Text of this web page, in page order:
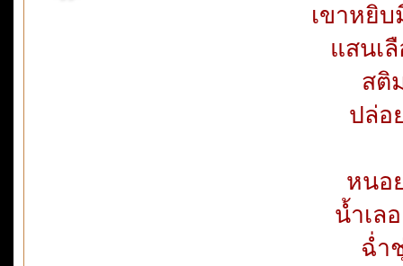
เขาหยิบ
แสนเ
สติ
ปล่อ
หนอ
น้ำเล
ฉ่ำ